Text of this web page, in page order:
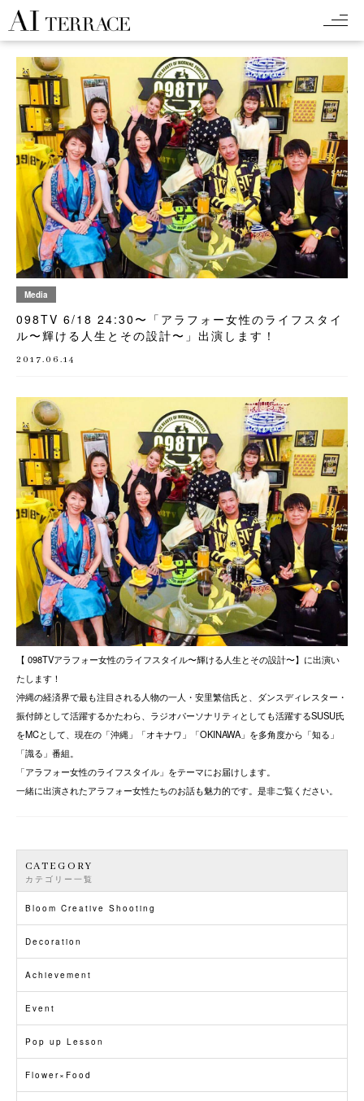
Media
098TV 6/18 24:30〜「アラフォー女性のライフスタイ
ル〜輝ける人生とその設計〜」出演します！
2017.06.14
【 098TVアラフォー女性のライフスタイル〜輝ける人生とその設計〜】に出演い
たします！
沖縄の経済界で最も注目される人物の一人・安里繁信氏と、ダンスディレスター・
振付師として活躍するかたわら、ラジオパーソナリティとしても活躍するSUSU氏
をMCとして、現在の「沖縄」「オキナワ」「OKINAWA」を多角度から「知る」
「識る」番組。
「アラフォー女性のライフスタイル」をテーマにお届けします。
一緒に出演されたアラフォー女性たちのお話も魅力的です。是非ご覧ください。
CATEGORY
カテゴリー一覧
Bloom Creative Shooting
Decoration
Achievement
Event
Pop up Lesson
Flower×Food